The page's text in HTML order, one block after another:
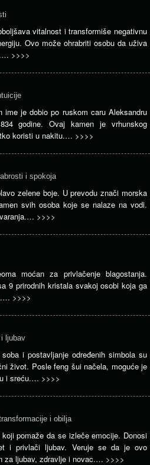
vitalnost i transformiše negativnu
Ovo može ohrabriti osobu da uživa
>>>>
ime je dobio po ruskom caru Aleksandru
godine. Ovaj kamen je vrhunskog
koristi u nakitu.… >>>>
i spokoja
zelene boje. U prevodu znači morska
svih osoba koje se nalaze na vodi.
>>>>
moćan za privlačenje blagostanja.
9 prirodnih kristala svakoj osobi koja ga
>>>>
ljubav
i postavljanje određenih simbola su
život. Posle feng šui načela, moguće je
i sreću.… >>>>
i obilja
pomaže da se izleče emocije. Donosi
i privlači ljubav. Veruje se da je ovo
za ljubav, zdravlje i novac.… >>>>